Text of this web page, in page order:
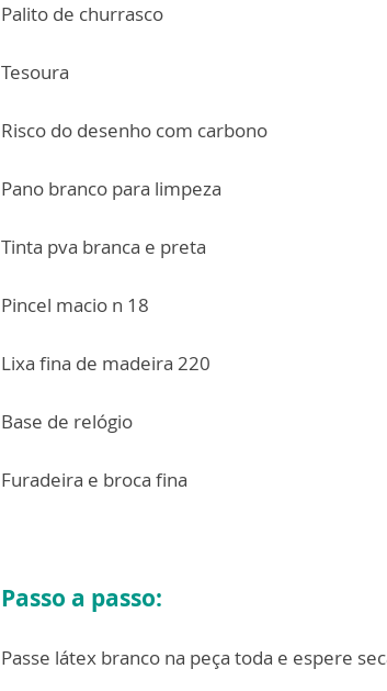
Palito de churrasco
Tesoura
Risco do desenho com carbono
Pano branco para limpeza
Tinta pva branca e preta
Pincel macio n 18
Lixa fina de madeira 220
Base de relógio
Furadeira e broca fina
Passo a passo:
Passe látex branco na peça toda e espere